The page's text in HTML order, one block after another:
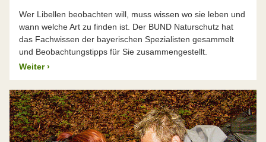
Wer Libellen beobachten will, muss wissen wo sie leben und
wann welche Art zu finden ist. Der BUND Naturschutz hat
das Fachwissen der bayerischen Spezialisten gesammelt
und Beobachtungstipps für Sie zusammengestellt.
Weiter ›